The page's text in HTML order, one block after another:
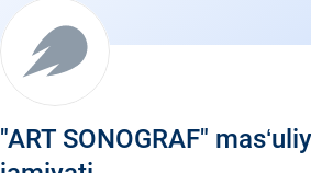
"ART SONOGRAF"